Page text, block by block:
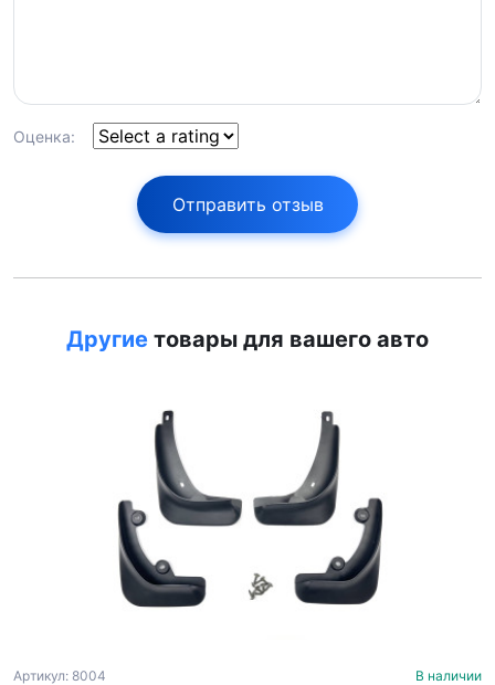
Оценка:
Отправить отзыв
Другие товары для вашего авто
Артикул: 8004 В наличии